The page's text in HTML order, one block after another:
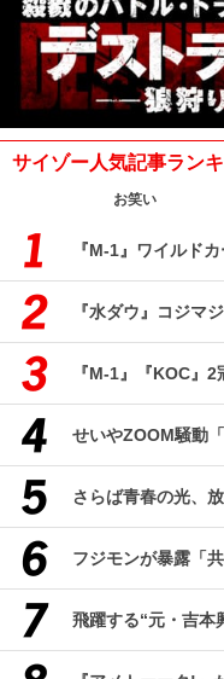
サイゾー人気記事ラン
お笑い
『M-1』ワイルド
『水ダウ』コジマ
『M-1』『KOC』
せいやZOOM騒動
さらば青春の光、
フジモンが暴露「
飛躍する“元・吉本